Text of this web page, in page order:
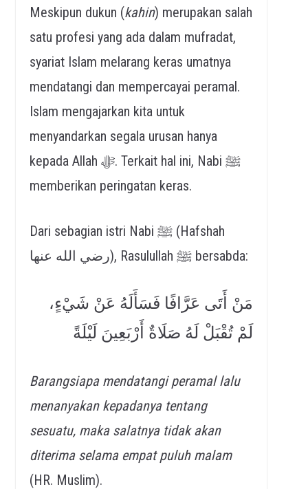
Meskipun dukun (kahin) merupakan salah
satu profesi yang ada dalam mufradat,
syariat Islam melarang keras umatnya
mendatangi dan mempercayai peramal.
Islam mengajarkan kita untuk
menyandarkan segala urusan hanya
kepada Allah ﷻ. Terkait hal ini, Nabi ﷺ
memberikan peringatan keras.
Dari sebagian istri Nabi ﷺ (Hafshah
رضي الله عنها), Rasulullah ﷺ bersabda:
مَنْ أَتَى عَرَّافًا فَسَأَلَهُ عَنْ شَيْءٍ،
لَمْ تُقْبَلْ لَهُ صَلَاةٌ أَرْبَعِينَ لَيْلَةً
Barangsiapa mendatangi peramal lalu
menanyakan kepadanya tentang
sesuatu, maka salatnya tidak akan
diterima selama empat puluh malam
(HR. Muslim).